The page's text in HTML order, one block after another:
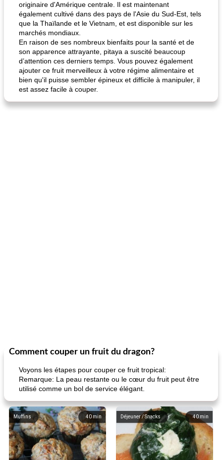
originaire d'Amérique centrale. Il est maintenant
également cultivé dans des pays de l'Asie du Sud-Est, tels
que la Thaïlande et le Vietnam, et est disponible sur les
marchés mondiaux.
En raison de ses nombreux bienfaits pour la santé et de
son apparence attrayante, pitaya a suscité beaucoup
d’attention ces derniers temps. Vous pouvez également
ajouter ce fruit merveilleux à votre régime alimentaire et
bien qu'il puisse sembler épineux et difficile à manipuler, il
est assez facile à couper.
Comment couper un fruit du dragon?
Voyons les étapes pour couper ce fruit tropical:
Remarque: La peau restante ou le cœur du fruit peut être
utilisé comme un bol de service élégant.
40 min
Muffins 40 min
Déjeuner / Snacks